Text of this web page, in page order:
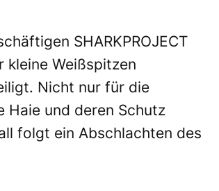
SHARKPROJECT
kleine Weißspitzen
Nicht nur für die
Haie und deren Schutz
folgt ein Abschlachten des